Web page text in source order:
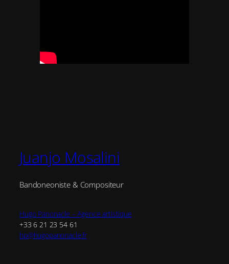
Juanjo Mosalini
Bandoneoniste & Compositeur
Hugo Panonacle – Agence artistique
+33 6 21 23 54 61
hp@hugopanonacle.fr